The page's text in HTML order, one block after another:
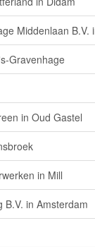
Middenlaan B.V.
Gravenhage
in Oud Gastel
in Mill
B.V. in Amsterdam